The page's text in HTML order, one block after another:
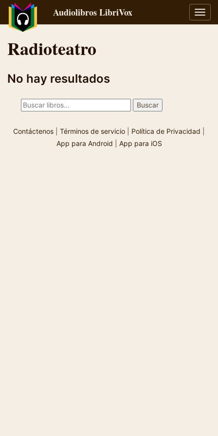
Audiolibros LibriVox
Radioteatro
No hay resultados
Contáctenos Términos de servicio Política de Privacidad
App para Android
App para iOS